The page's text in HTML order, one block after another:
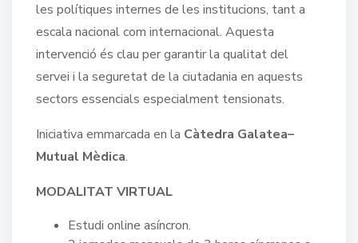
les polítiques internes de les institucions, tant a
escala nacional com internacional. Aquesta
intervenció és clau per garantir la qualitat del
servei i la seguretat de la ciutadania en aquests
sectors essencials especialment tensionats.
Iniciativa emmarcada en la Càtedra Galatea–
Mutual Mèdica.
MODALITAT VIRTUAL
Estudi online asíncron.